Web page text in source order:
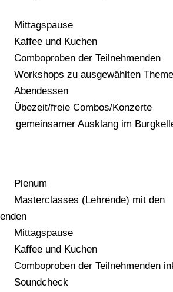
Mittagspause
Kaffee und Kuchen
Comboproben der Teilnehmenden
Workshops zu ausgewählten
Abendessen
Übezeit/freie Combos/Konzerte
Ausklang im
Plenum
Masterclasses (Lehrende) mit den
Mittagspause
Kaffee und Kuchen
Comboproben der Teilnehmenden
Soundcheck